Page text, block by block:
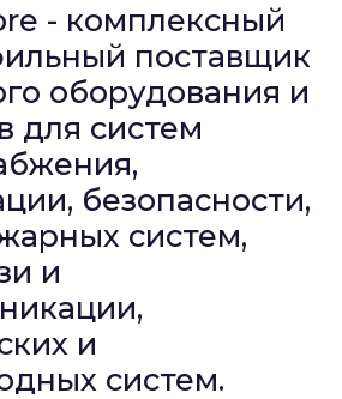
- комплексный
поставщик
оборудования и
для систем
безопасности,
систем,
и
и
систем.